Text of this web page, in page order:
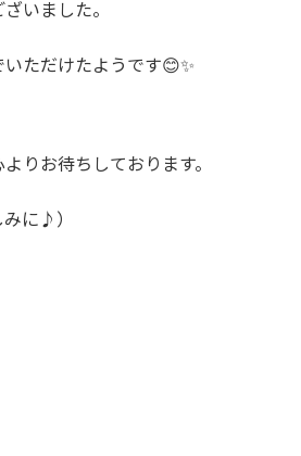
いました。
ただけたようです😊✨
りお待ちしております。
に♪）